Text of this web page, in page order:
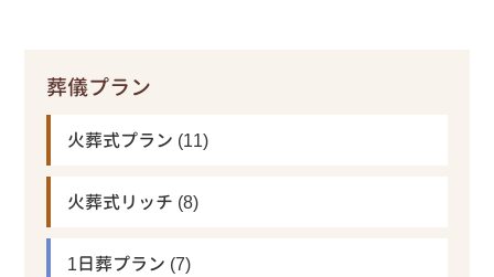
葬儀プラン
火葬式プラン (11)
火葬式リッチ (8)
1日葬プラン (7)